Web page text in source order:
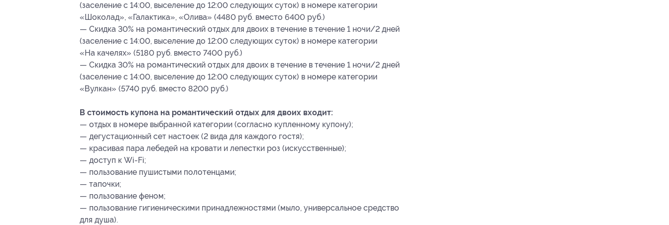
(заселение с 14:00, выселение до 12:00 следующих суток) в номере категории
«Шоколад», «Галактика», «Олива» (4480 руб. вместо 6400 руб.)
— Скидка 30% на романтический отдых для двоих в течение в течение 1 ночи/2 дней
(заселение с 14:00, выселение до 12:00 следующих суток) в номере категории
«На качелях» (5180 руб. вместо 7400 руб.)
— Скидка 30% на романтический отдых для двоих в течение в течение 1 ночи/2 дней
(заселение с 14:00, выселение до 12:00 следующих суток) в номере категории
«Вулкан» (5740 руб. вместо 8200 руб.)
В стоимость купона на романтический отдых для двоих входит:
— отдых в номере выбранной категории (согласно купленному купону);
— дегустационный сет настоек (2 вида для каждого гостя);
— красивая пара лебедей на кровати и лепестки роз (искусственные);
— доступ к Wi-Fi;
— пользование пушистыми полотенцами;
— тапочки;
— пользование феном;
— пользование гигиеническими принадлежностями (мыло, универсальное средство
для душа).